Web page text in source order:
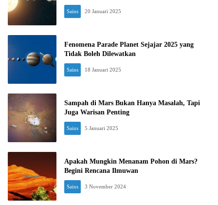
Sains 20 Januari 2025
Fenomena Parade Planet Sejajar 2025 yang
Tidak Boleh Dilewatkan
Sains 18 Januari 2025
Sampah di Mars Bukan Hanya Masalah, Tapi
Juga Warisan Penting
Sains 5 Januari 2025
Apakah Mungkin Menanam Pohon di Mars?
Begini Rencana Ilmuwan
Sains 3 November 2024